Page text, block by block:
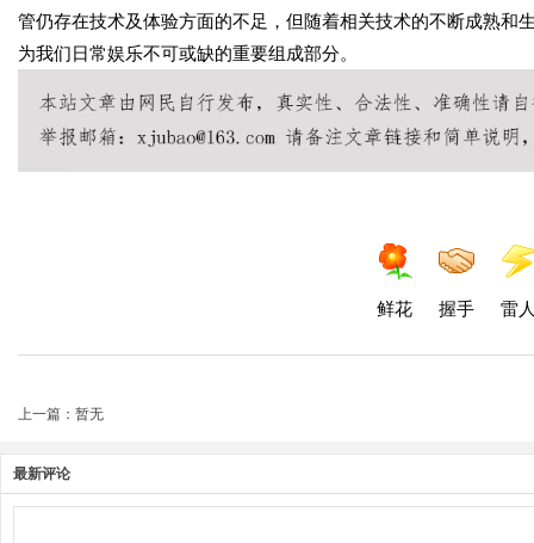
管仍存在技术及体验方面的不足，但随着相关技术的不断成熟和
为我们日常娱乐不可或缺的重要组成部分。
鲜花 握手 雷
上一篇：暂无
最新评论